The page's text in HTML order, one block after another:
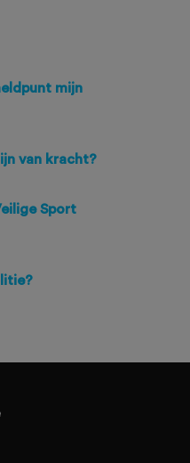
mijn
van kracht?
Sport